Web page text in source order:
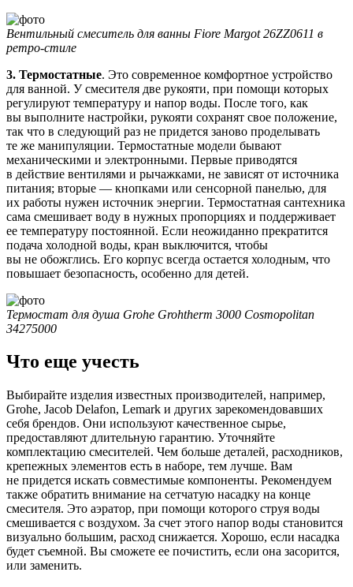
Вентильный смеситель для ванны Fiore Margot 26ZZ0611 в
ретро-стиле
3. Термостатные. Это современное комфортное устройство
для ванной. У смесителя две рукояти, при помощи которых
регулируют температуру и напор воды. После того, как
вы выполните настройки, рукояти сохранят свое положение,
так что в следующий раз не придется заново проделывать
те же манипуляции. Термостатные модели бывают
механическими и электронными. Первые приводятся
в действие вентилями и рычажками, не зависят от источника
питания; вторые — кнопками или сенсорной панелью, для
их работы нужен источник энергии. Термостатная сантехника
сама смешивает воду в нужных пропорциях и поддерживает
ее температуру постоянной. Если неожиданно прекратится
подача холодной воды, кран выключится, чтобы
вы не обожглись. Его корпус всегда остается холодным, что
повышает безопасность, особенно для детей.
Термостат для душа Grohe Grohtherm 3000 Cosmopolitan
34275000
Что еще учесть
Выбирайте изделия известных производителей, например,
Grohe, Jacob Delafon, Lemark и других зарекомендовавших
себя брендов. Они используют качественное сырье,
предоставляют длительную гарантию. Уточняйте
комплектацию смесителей. Чем больше деталей, расходников,
крепежных элементов есть в наборе, тем лучше. Вам
не придется искать совместимые компоненты. Рекомендуем
также обратить внимание на сетчатую насадку на конце
смесителя. Это аэратор, при помощи которого струя воды
смешивается с воздухом. За счет этого напор воды становится
визуально большим, расход снижается. Хорошо, если насадка
будет съемной. Вы сможете ее почистить, если она засорится,
или заменить.